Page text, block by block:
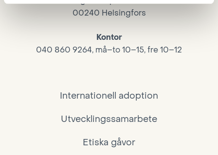
00240 Helsingfors
Kontor
040 860 9264, må–to 10–15, fre 10–12
Internationell adoption
Utvecklingssamarbete
Etiska gåvor